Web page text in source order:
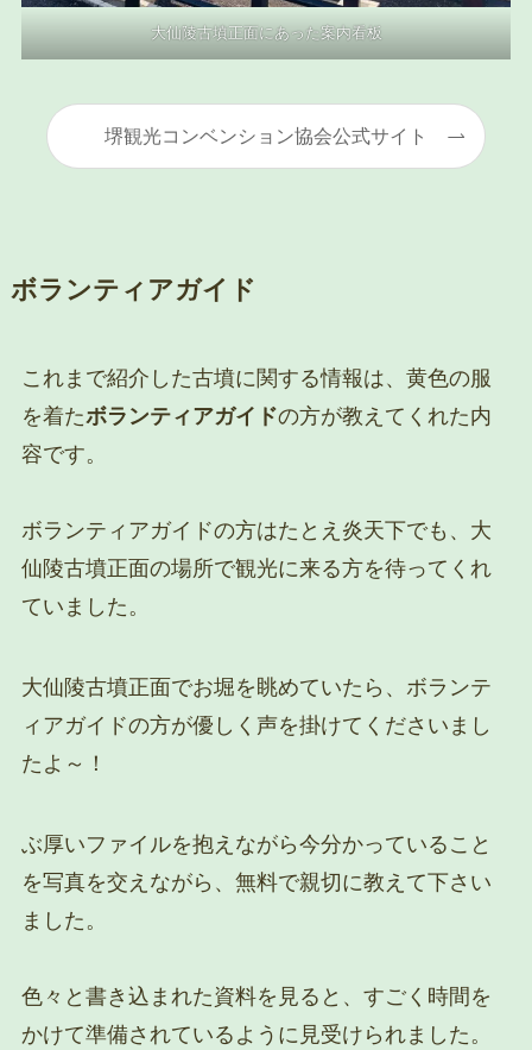
大仙陵古墳正面にあった案内看板
堺観光コンベンション協会公式サイト
ボランティアガイド
これまで紹介した古墳に関する情報は、黄色の服
を着たボランティアガイドの方が教えてくれた内
容です。
ボランティアガイドの方はたとえ炎天下でも、大
仙陵古墳正面の場所で観光に来る方を待ってくれ
ていました。
大仙陵古墳正面でお堀を眺めていたら、ボランテ
ィアガイドの方が優しく声を掛けてくださいまし
たよ～！
ぶ厚いファイルを抱えながら今分かっていること
を写真を交えながら、無料で親切に教えて下さい
ました。
色々と書き込まれた資料を見ると、すごく時間を
かけて準備されているように見受けられました。